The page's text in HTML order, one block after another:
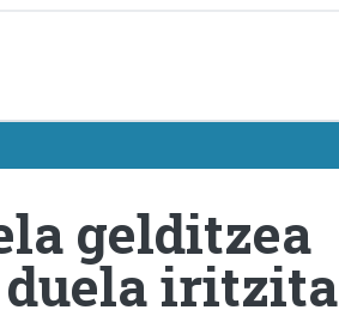
gelditzea
duela iritzita